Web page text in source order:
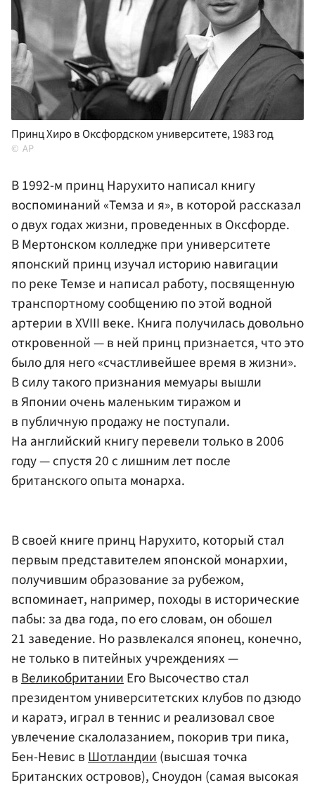
Принц Хиро в Оксфордском университете, 1983 год
AP
В 1992-м принц Нарухито написал книгу
воспоминаний «Темза и я», в которой рассказал
о двух годах жизни, проведенных в Оксфорде.
В Мертонском колледже при университете
японский принц изучал историю навигации
по реке Темзе и написал работу, посвященную
транспортному сообщению по этой водной
артерии в XVIII веке. Книга получилась довольно
откровенной — в ней принц признается, что это
было для него «счастливейшее время в жизни».
В силу такого признания мемуары вышли
в Японии очень маленьким тиражом и
в публичную продажу не поступали.
На английский книгу перевели только в 2006
году — спустя 20 с лишним лет после
британского опыта монарха.
В своей книге принц Нарухито, который стал
первым представителем японской монархии,
получившим образование за рубежом,
вспоминает, например, походы в исторические
пабы: за два года, по его словам, он обошел
21 заведение. Но развлекался японец, конечно,
не только в питейных учреждениях —
вВеликобританииЕго Высочество стал
президентом университетских клубов по дзюдо
и каратэ, играл в теннис и реализовал свое
увлечение скалолазанием, покорив три пика,
Бен-Невис вШотландии(высшая точка
Британских островов), Сноудон (самая высокая